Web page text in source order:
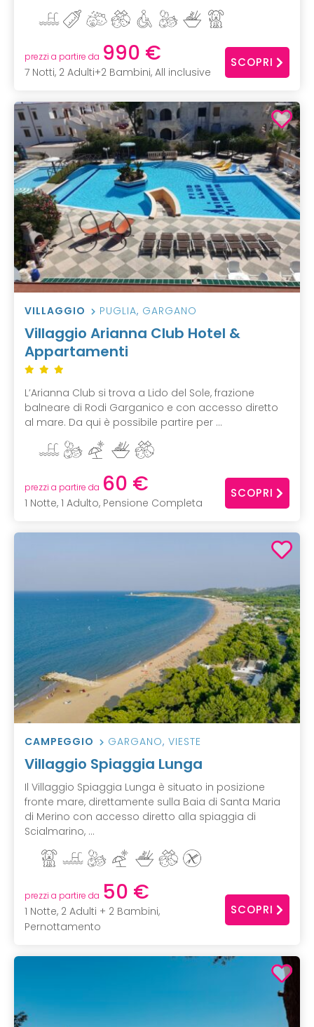
prezzi a partire da 990 €
7 Notti, 2 Adulti+2 Bambini, All inclusive
SCOPRI
VILLAGGIO PUGLIA, GARGANO
Villaggio Arianna Club Hotel &
Appartamenti
L’Arianna Club si trova a Lido del Sole, frazione
balneare di Rodi Garganico e con accesso diretto
al mare. Da qui è possibile partire per ...
prezzi a partire da 60 €
1 Notte, 1 Adulto, Pensione Completa
SCOPRI
CAMPEGGIO GARGANO, VIESTE
Villaggio Spiaggia Lunga
Il Villaggio Spiaggia Lunga è situato in posizione
fronte mare, direttamente sulla Baia di Santa Maria
di Merino con accesso diretto alla spiaggia di
Scialmarino, ...
prezzi a partire da 50 €
1 Notte, 2 Adulti + 2 Bambini,
Pernottamento
SCOPRI